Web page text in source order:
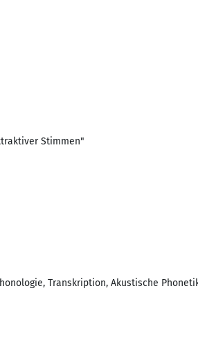
Stimmen"
Transkription, Akustische